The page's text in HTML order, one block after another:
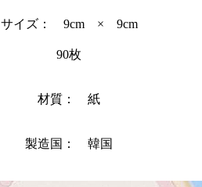
サイズ： 9cm × 9cm
90枚
材質： 紙
製造国： 韓国